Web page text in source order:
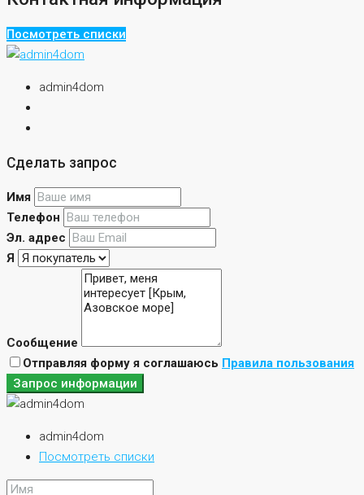
Посмотреть списки
admin4dom
Сделать запрос
Имя
Телефон
Эл. адрес
Я
Сообщение
Отправляя форму я соглашаюсь Правила пользования
Запрос информации
admin4dom
Посмотреть списки